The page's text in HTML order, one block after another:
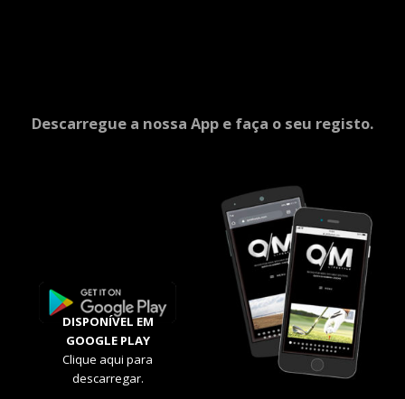
Descarregue a nossa App e faça o seu registo.
DISPONÍVEL EM
GOOGLE PLAY
Clique aqui para
descarregar.